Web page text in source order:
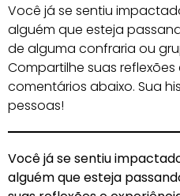
Você já se sentiu
alguém que esteja
de alguma confraria ou
Compartilhe suas reflexões
comentários abaixo. Sua
pessoas!
Você já se sentiu
alguém que esteja